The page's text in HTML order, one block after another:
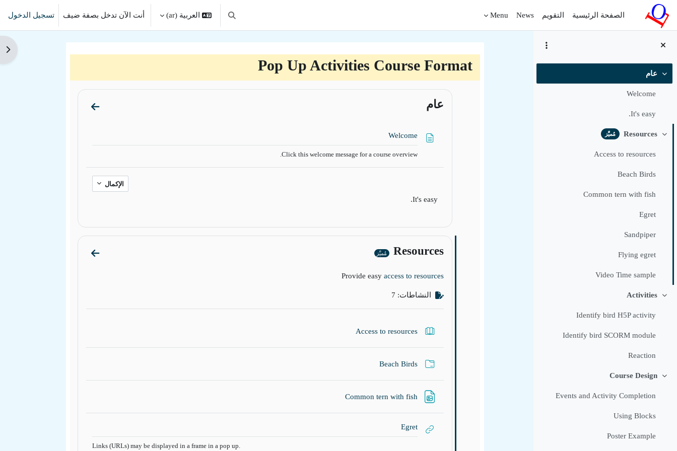
تخطى إلى المحتوى الرئيسي
الصفحة الرئيسية
التقويم News
Menu
تبديل إدخال البحث
العربية ‎(ar)‎ أنت الآن تدخل بصفة ضيف تسجيل الدخول
عام
Welcome
It's easy.
طي
Resources مُميَّز
Access to resources
Beach Birds
Common tern with fish
Egret
Sandpiper
Flying egret
Video Time sample
طي
Activities
Identify bird H5P activity
Identify bird SCORM module
Reaction
طي
Course Design
Events and Activity Completion
Using Blocks
Poster Example
Pop Up Activities Course Format
الخطوط العريضة للقسم
عام الذهاب إلى القسم عام
Welcomeصفحة
Click this welcome message for a course overview.
الإكمال
It's easy.
Resources مُميَّز الذهاب إلى القسم Resources
Provide easy access to resources
النشاطات: 7
Access to resources
Beach Birdsمجلد
Common tern with fish
Egretرابط الكتروني
Links (URLs) may be displayed in a frame in a pop up.